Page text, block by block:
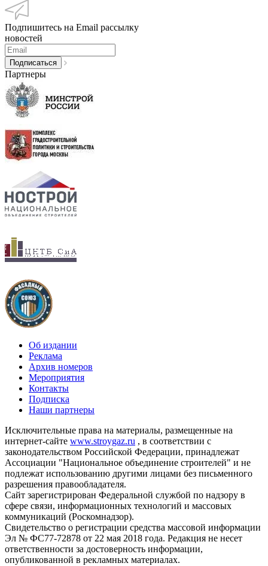
Подпишитесь на Email рассылку
новостей
Партнеры
Об издании
Реклама
Архив номеров
Мероприятия
Контакты
Подписка
Наши партнеры
Исключительные права на материалы, размещенные на
интернет-сайте www.stroygaz.ru , в соответствии с
законодательством Российской Федерации, принадлежат
Ассоциации "Национальное объединение строителей" и не
подлежат использованию другими лицами без письменного
разрешения правообладателя.
Сайт зарегистрирован Федеральной службой по надзору в
сфере связи, информационных технологий и массовых
коммуникаций (Роскомнадзор).
Свидетельство о регистрации средства массовой информации
Эл № ФС77-72878 от 22 мая 2018 года. Редакция не несет
ответственности за достоверность информации,
опубликованной в рекламных материалах.